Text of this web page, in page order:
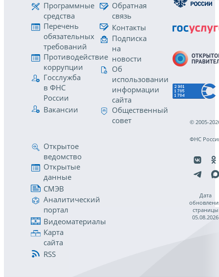
Программные
средства
Перечень
обязательных
требований
Противодействие
коррупции
Госслужба
в ФНС
России
Вакансии
Обратная
связь
Контакты
Подписка
на
новости
Об
использовании
информации
сайта
Общественный
совет
Открытое
ведомство
Открытые
данные
СМЭВ
Аналитический
портал
Видеоматериалы
Карта
сайта
RSS
© 2005-
ФНС
Дата
страницы
05.08.2026